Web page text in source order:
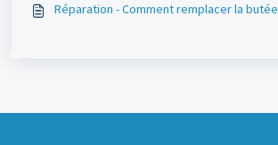
Réparation - Comment remplacer la butée